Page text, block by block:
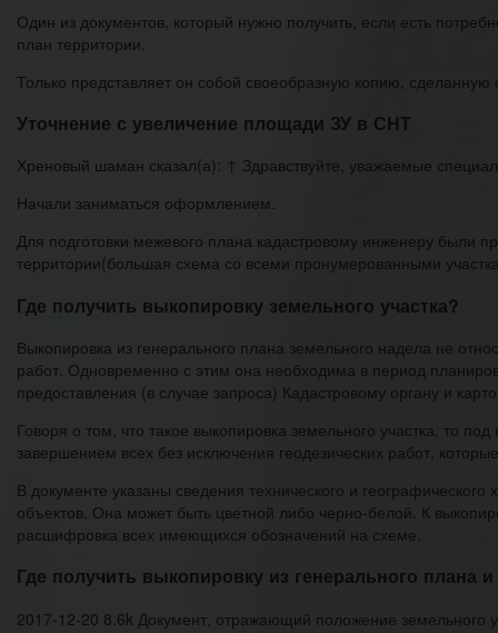
Один из документов, который нужно получить, если есть
план территории.
Только представляет он собой своеобразную копию, сделанную
Уточнение с увеличение площади ЗУ в СНТ
Хреновый шаман сказал(а): ↑ Здравствуйте, уважаемые
Начали заниматься оформлением.
Для подготовки межевого плана кадастровому инженеру были
территории(большая схема со всеми пронумерованными
Где получить выкопировку земельного участка?
Выкопировка из генерального плана земельного надела не
работ. Одновременно с этим она необходима в период
предоставления (в случае запроса) Кадастровому органу и
Говоря о том, что такое выкопировка земельного участка, то
завершением всех без исключения геодезических работ,
В документе указаны сведения технического и
объектов. Она может быть цветной либо черно-белой. К
расшифровка всех имеющихся обозначений на схеме.
Где получить выкопировку из генерального плана
2017-12-20 8.6k Документ, отражающий положение земельного